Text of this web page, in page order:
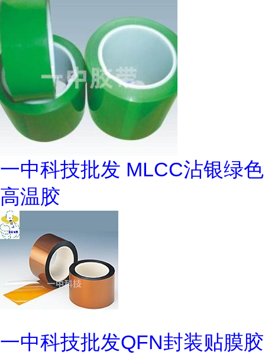
一中科技批发 MLCC沾银绿色
高温胶
一中科技批发QFN封装贴膜胶